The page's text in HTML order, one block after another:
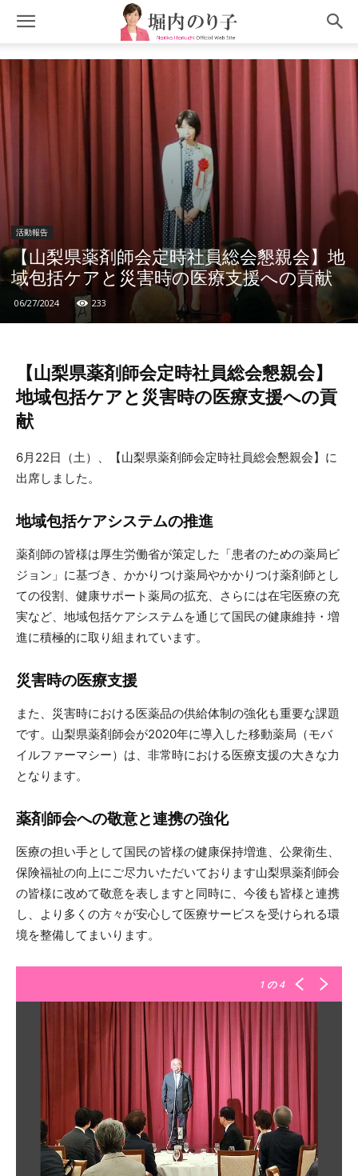
活動報告
【山梨県薬剤師会定時社員総会懇親会】地
域包括ケアと災害時の医療支援への貢献
06/27/2024 233
【山梨県薬剤師会定時社員総会懇親会】
地域包括ケアと災害時の医療支援への貢
献
6月22日（土）、【山梨県薬剤師会定時社員総会懇親会】に
出席しました。
地域包括ケアシステムの推進
薬剤師の皆様は厚生労働省が策定した「患者のための薬局ビ
ジョン」に基づき、かかりつけ薬局やかかりつけ薬剤師とし
ての役割、健康サポート薬局の拡充、さらには在宅医療の充
実など、地域包括ケアシステムを通じて国民の健康維持・増
進に積極的に取り組まれています。
災害時の医療支援
また、災害時における医薬品の供給体制の強化も重要な課題
です。山梨県薬剤師会が2020年に導入した移動薬局（モバ
イルファーマシー）は、非常時における医療支援の大きな力
となります。
薬剤師会への敬意と連携の強化
医療の担い手として国民の皆様の健康保持増進、公衆衛生、
保険福祉の向上にご尽力いただいております山梨県薬剤師会
の皆様に改めて敬意を表しますと同時に、今後も皆様と連携
し、より多くの方々が安心して医療サービスを受けられる環
境を整備してまいります。
1 の 4